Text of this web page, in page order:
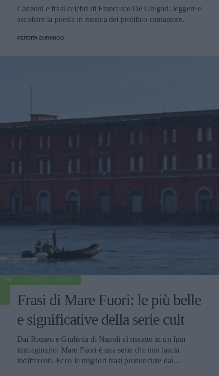
Canzoni e frasi celebri di Francesco De Gregori: leggere e
ascoltare la poesia in musica del prolifico cantautore.
PERDITA DURANGO
TV
Frasi di Mare Fuori: le più belle
e significative della serie cult
Dai Romeo e Giulietta di Napoli al riscatto in un Ipm
immaginario: Mare Fuori è una serie che non lascia
indifferenti. Ecco le migliori frasi pronunciate dai